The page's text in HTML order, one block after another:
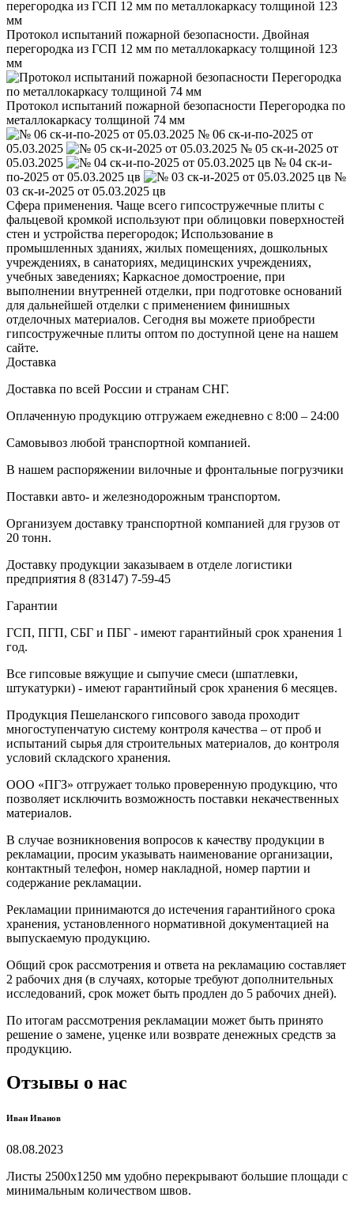
Протокол испытаний пожарной безопасности. Двойная
перегородка из ГСП 12 мм по металлокаркасу толщиной 123
мм
Протокол испытаний пожарной безопасности Перегородка по
металлокаркасу толщиной 74 мм
№ 06 ск-и-по-2025 от
05.03.2025
№ 05 ск-и-2025 от
05.03.2025
№ 04 ск-и-
по-2025 от 05.03.2025 цв
№
03 ск-и-2025 от 05.03.2025 цв
Сфера применения. Чаще всего гипсостружечные плиты с
фальцевой кромкой используют при облицовки поверхностей
стен и устройства перегородок; Использование в
промышленных зданиях, жилых помещениях, дошкольных
учреждениях, в санаториях, медицинских учреждениях,
учебных заведениях; Каркасное домостроение, при
выполнении внутренней отделки, при подготовке оснований
для дальнейшей отделки с применением финишных
отделочных материалов. Сегодня вы можете приобрести
гипсостружечные плиты оптом по доступной цене на нашем
сайте.
Доставка
Доставка по всей России и странам СНГ.
Оплаченную продукцию отгружаем ежедневно с 8:00 – 24:00
Самовывоз любой транспортной компанией.
В нашем распоряжении вилочные и фронтальные погрузчики
Поставки авто- и железнодорожным транспортом.
Организуем доставку транспортной компанией для грузов от
20 тонн.
Доставку продукции заказываем в отделе логистики
предприятия 8 (83147) 7-59-45
Гарантии
ГСП, ПГП, СБГ и ПБГ - имеют гарантийный срок хранения 1
год.
Все гипсовые вяжущие и сыпучие смеси (шпатлевки,
штукатурки) - имеют гарантийный срок хранения 6 месяцев.
Продукция Пешеланского гипсового завода проходит
многоступенчатую систему контроля качества – от проб и
испытаний сырья для строительных материалов, до контроля
условий складского хранения.
ООО «ПГЗ» отгружает только проверенную продукцию, что
позволяет исключить возможность поставки некачественных
материалов.
В случае возникновения вопросов к качеству продукции в
рекламации, просим указывать наименование организации,
контактный телефон, номер накладной, номер партии и
содержание рекламации.
Рекламации принимаются до истечения гарантийного срока
хранения, установленного нормативной документацией на
выпускаемую продукцию.
Общий срок рассмотрения и ответа на рекламацию составляет
2 рабочих дня (в случаях, которые требуют дополнительных
исследований, срок может быть продлен до 5 рабочих дней).
По итогам рассмотрения рекламации может быть принято
решение о замене, уценке или возврате денежных средств за
продукцию.
Отзывы о нас
Иван Иванов
08.08.2023
Листы 2500х1250 мм удобно перекрывают большие площади с
минимальным количеством швов.